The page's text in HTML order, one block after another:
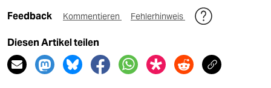
Feedback Kommentieren Fehlerhinweis
Diesen Artikel teilen